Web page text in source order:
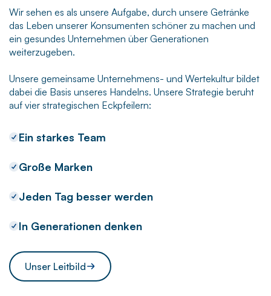
Wir sehen es als unsere Aufgabe, durch unsere Getränke
das Leben unserer Konsumenten schöner zu machen und
ein gesundes Unternehmen über Generationen
weiterzugeben.
Unsere gemeinsame Unternehmens- und Wertekultur bildet
dabei die Basis unseres Handelns. Unsere Strategie beruht
auf vier strategischen Eckpfeilern:
Ein starkes Team
Große Marken
Jeden Tag besser werden
In Generationen denken
Unser Leitbild